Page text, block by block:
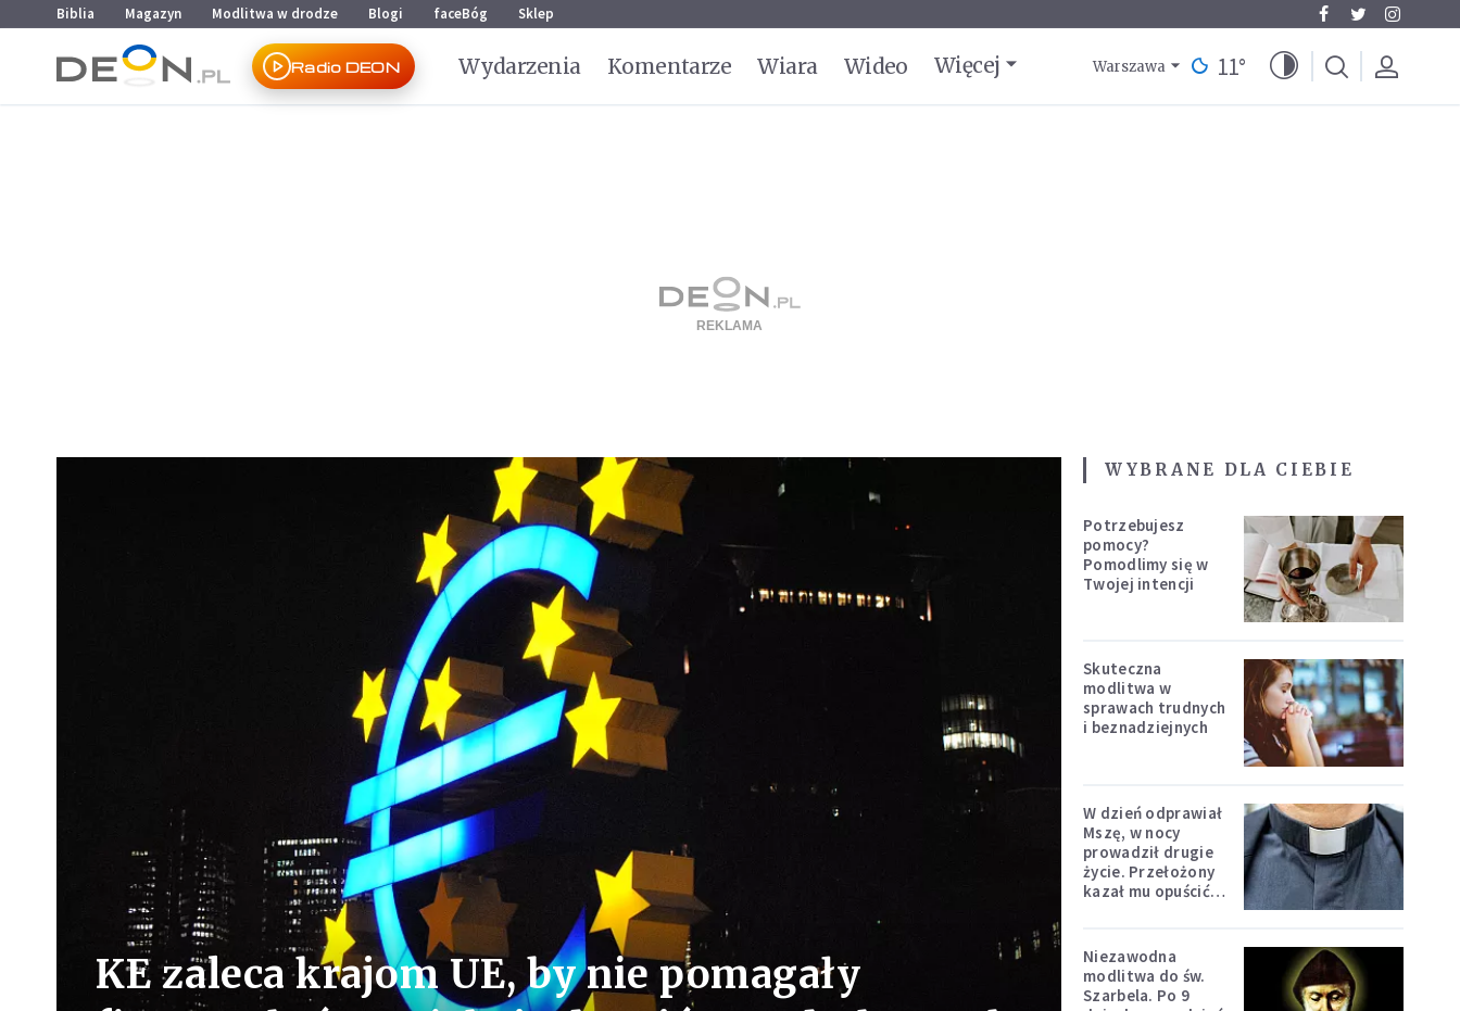
Przejdź do menu głównego
Przejdź do treści
Biblia Magazyn Modlitwa w drodze Blogi faceBóg Sklep
Radio DEON Wydarzenia Komentarze Wiara Wideo Więcej Warszawa 11°
KE zaleca krajom UE, by nie pomagały
WYBRANE DLA CIEBIE
Potrzebujesz
pomocy?
Pomodlimy się w
Twojej intencji
Skuteczna
modlitwa w
sprawach trudnych
i beznadziejnych
W dzień odprawiał
Mszę, w nocy
prowadził drugie
życie. Przełożony
kazał mu opuścić
Niezawodna
modlitwa do św.
Szarbela. Po 9